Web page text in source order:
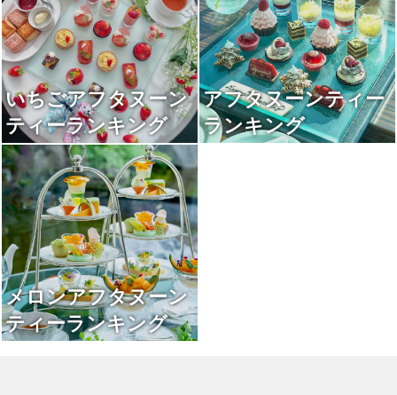
いちごアフタヌーン
ティーランキング
アフタヌーンティー
ランキング
メロンアフタヌーン
ティーランキング